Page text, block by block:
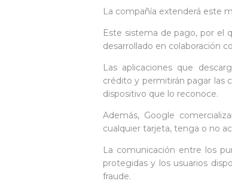
La compañía extenderá este
Este sistema de pago, por el
desarrollado en colaboración
Las aplicaciones que
crédito y permitirán pagar las
dispositivo que lo reconoce.
Además, Google
cualquier tarjeta, tenga o no
La comunicación entre los
protegidas y los usuarios
fraude.